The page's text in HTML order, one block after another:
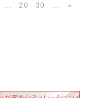
20 30
»